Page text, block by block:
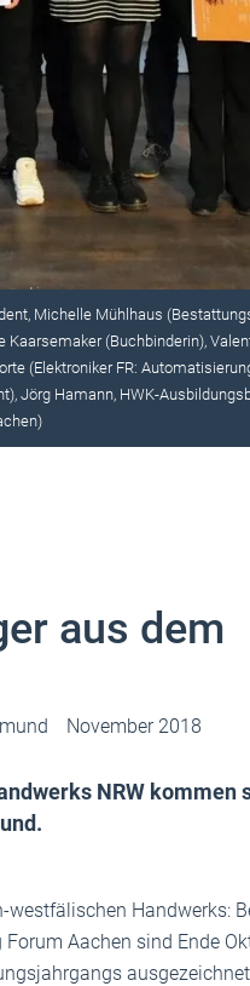
Michelle Mühlhaus
(Buchbinderin),
(Elektroniker FR:
Jörg Hamann, HWK-
aus dem
November 2018
NRW kommen
Handwerks:
Aachen sind Ende